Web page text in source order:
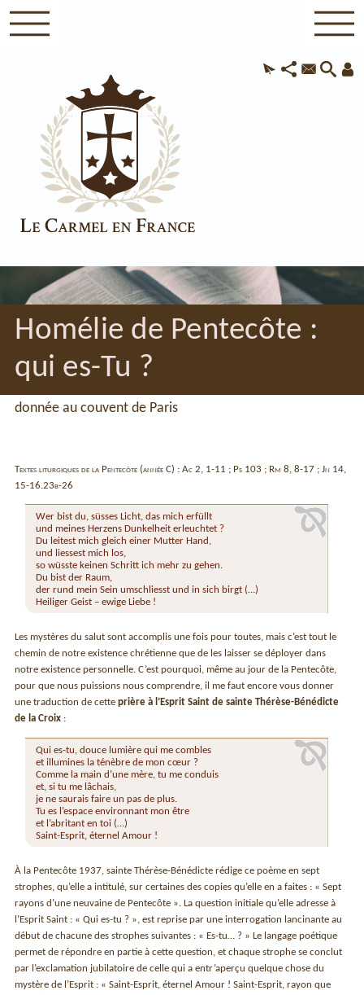
Homélie de Pentecôte :
qui es-Tu ?
donnée au couvent de Paris
Textes liturgiques de la Pentecôte (année C) : Ac 2, 1-11 ; Ps 103 ; Rm 8, 8-17 ; Jn 14,
15-16.23b-26
Wer bist du, süsses Licht, das mich erfüllt
und meines Herzens Dunkelheit erleuchtet ?
Du leitest mich gleich einer Mutter Hand,
und liessest mich los,
so wüsste keinen Schritt ich mehr zu gehen.
Du bist der Raum,
der rund mein Sein umschliesst und in sich birgt (…)
Heiliger Geist – ewige Liebe !
Les mystères du salut sont accomplis une fois pour toutes, mais c’est tout le
chemin de notre existence chrétienne que de les laisser se déployer dans
notre existence personnelle. C’est pourquoi, même au jour de la Pentecôte,
pour que nous puissions nous comprendre, il me faut encore vous donner
une traduction de cetteprière à l’Esprit Saint de sainte Thérèse-Bénédicte
de la Croix :
Qui es-tu, douce lumière qui me combles
et illumines la ténèbre de mon cœur ?
Comme la main d’une mère, tu me conduis
et, si tu me lâchais,
je ne saurais faire un pas de plus.
Tu es l’espace environnant mon être
et l’abritant en toi (…)
Saint-Esprit, éternel Amour !
À la Pentecôte 1937, sainte Thérèse-Bénédicte rédige ce poème en sept
strophes, qu’elle a intitulé, sur certaines des copies qu’elle en a faites : « Sept
rayons d’une neuvaine de Pentecôte ». La question initiale qu’elle adresse à
l’Esprit Saint : « Qui es-tu ? », est reprise par une interrogation lancinante au
début de chacune des strophes suivantes : « Es-tu… ? » Le langage poétique
permet de répondre en partie à cette question, et chaque strophe se conclut
par l’exclamation jubilatoire de celle qui a entr’aperçu quelque chose du
mystère de l’Esprit : « Saint-Esprit, éternel Amour ! Saint-Esprit, rayon que